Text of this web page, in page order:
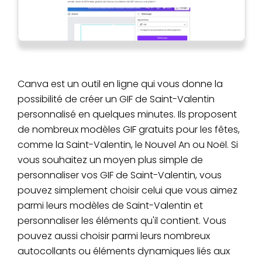
Canva est un outil en ligne qui vous donne la
possibilité de créer un GIF de Saint-Valentin
personnalisé en quelques minutes. Ils proposent
de nombreux modèles GIF gratuits pour les fêtes,
comme la Saint-Valentin, le Nouvel An ou Noël. Si
vous souhaitez un moyen plus simple de
personnaliser vos GIF de Saint-Valentin, vous
pouvez simplement choisir celui que vous aimez
parmi leurs modèles de Saint-Valentin et
personnaliser les éléments qu'il contient. Vous
pouvez aussi choisir parmi leurs nombreux
autocollants ou éléments dynamiques liés aux